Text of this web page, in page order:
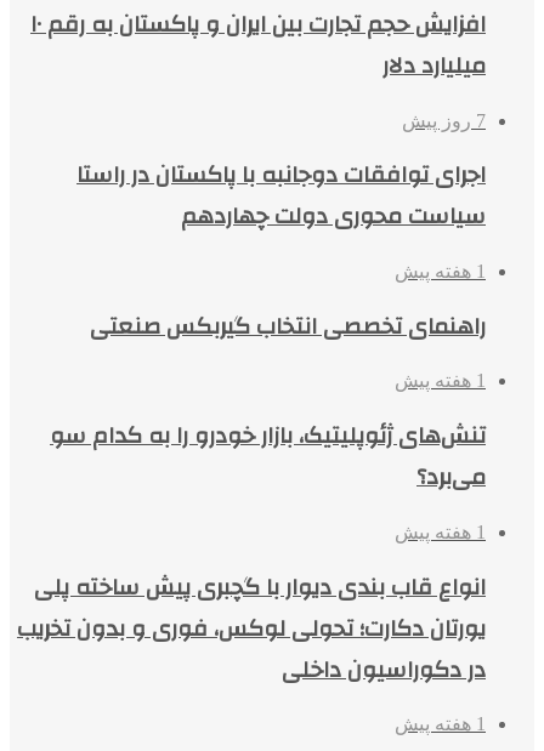
افزایش حجم تجارت بین ایران و پاکستان به رقم ۱۰
میلیارد دلار
7 روز پیش
اجرای توافقات دوجانبه با پاکستان در راستا
سیاست محوری دولت چهاردهم
1 هفته پیش
راهنمای تخصصی انتخاب گیربکس صنعتی
1 هفته پیش
تنش‌های ژئوپلیتیک، بازار خودرو را به کدام سو
می‌برد؟
1 هفته پیش
انواع قاب بندی دیوار با گچبری پیش ساخته پلی
یورتان دکارت؛ تحولی لوکس، فوری و بدون تخریب
در دکوراسیون داخلی
1 هفته پیش